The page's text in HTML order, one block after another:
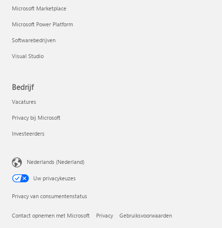
Microsoft Marketplace
Microsoft Power Platform
Softwarebedrijven
Visual Studio
Bedrijf
Vacatures
Privacy bij Microsoft
Investeerders
Nederlands (Nederland)
Uw privacykeuzes
Privacy van consumentenstatus
Contact opnemen met Microsoft Privacy Gebruiksvoorwaarden